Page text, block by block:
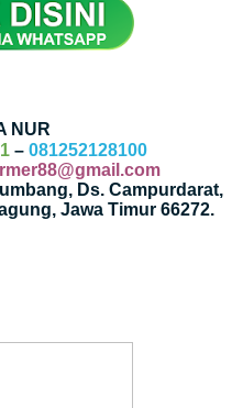
NUR
– 081252128100
Ds. Campurdarat,
Jawa Timur 66272.